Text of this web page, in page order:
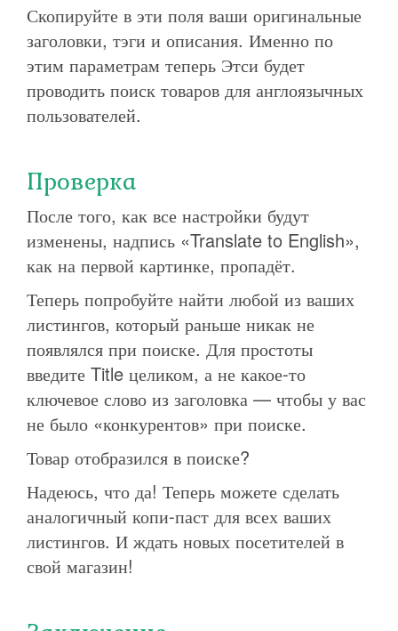
Скопируйте в эти поля ваши оригинальные
заголовки, тэги и описания. Именно по
этим параметрам теперь Этси будет
проводить поиск товаров для англоязычных
пользователей.
Проверка
После того, как все настройки будут
изменены, надпись «Translate to English»,
как на первой картинке, пропадёт.
Теперь попробуйте найти любой из ваших
листингов, который раньше никак не
появлялся при поиске. Для простоты
введите Title целиком, а не какое-то
ключевое слово из заголовка — чтобы у вас
не было «конкурентов» при поиске.
Товар отобразился в поиске?
Надеюсь, что да! Теперь можете сделать
аналогичный копи-паст для всех ваших
листингов. И ждать новых посетителей в
свой магазин!